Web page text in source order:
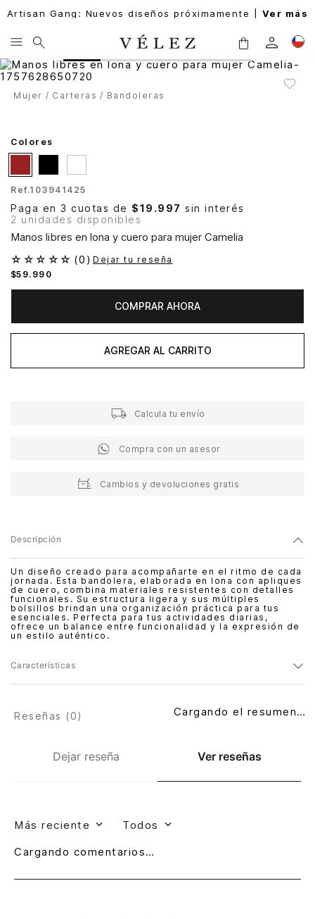
Artisan Gang: Nuevos diseños próximamente | Ver más
Mujer Carteras Bandoleras
Colores
Ref.103941425
Paga en 3 cuotas de $19.997 sin interés
2 unidades disponibles
Manos libres en lona y cuero para mujer Camelia
☆ ☆ ☆ ☆ ☆ (0 ) Dejar tu reseña
$59. 990
COMPRAR AHORA
AGREGAR AL CARRITO
Calcula tu envío
Compra con un asesor
Cambios y devoluciones gratis
Descripción
Un diseño creado para acompañarte en el ritmo de cada
jornada. Esta bandolera, elaborada en lona con apliques
de cuero, combina materiales resistentes con detalles
funcionales. Su estructura ligera y sus múltiples
bolsillos brindan una organización práctica para tus
esenciales. Perfecta para tus actividades diarias,
ofrece un balance entre funcionalidad y la expresión de
un estilo auténtico.
Características
Dejar reseña Ver reseñas
Reseñas (0) Cargando el resumen…
Más reciente Todos
Cargando comentarios…